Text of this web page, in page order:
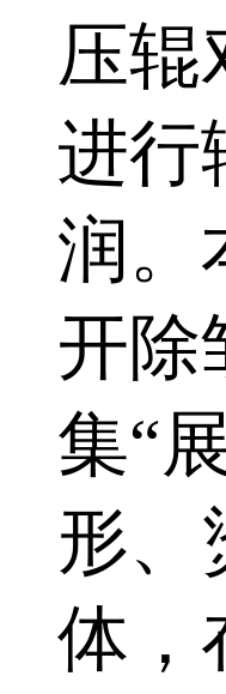
压辊
进行
润。
开除
集“
形、
体，